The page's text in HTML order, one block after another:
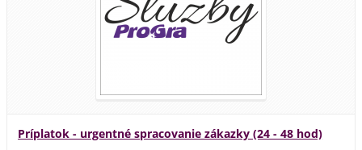
Príplatok - urgentné spracovanie zákazky (24 - 48 hod)